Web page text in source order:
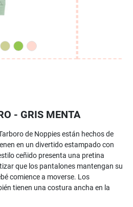
- GRIS MENTA
de Noppies están hechos de
en un divertido estampado con
ceñido presenta una pretina
que los pantalones mantengan su
comience a moverse. Los
tienen una costura ancha en la